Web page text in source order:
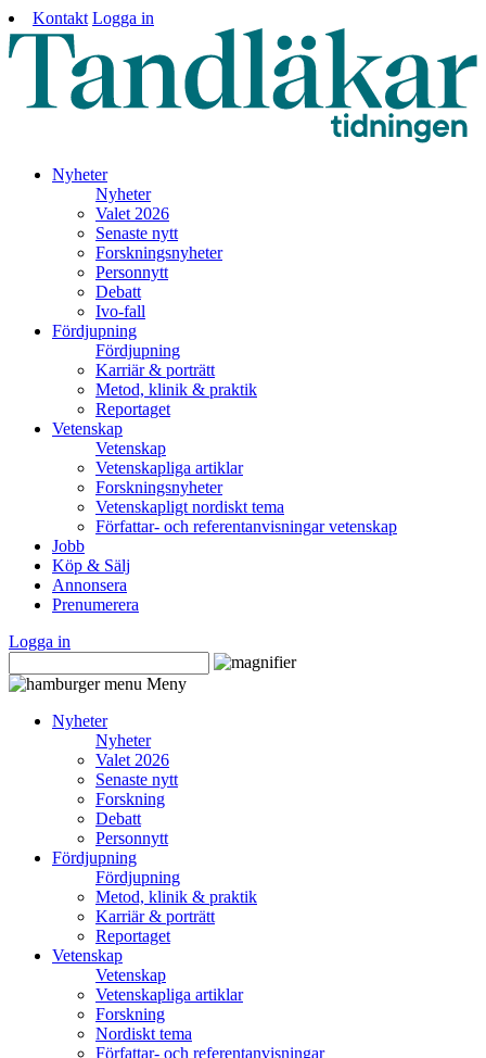
Kontakt Logga in
Nyheter
Nyheter
Valet 2026
Senaste nytt
Forskningsnyheter
Personnytt
Debatt
Ivo-fall
Fördjupning
Fördjupning
Karriär & porträtt
Metod, klinik & praktik
Reportaget
Vetenskap
Vetenskap
Vetenskapliga artiklar
Forskningsnyheter
Vetenskapligt nordiskt tema
Författar- och referentanvisningar vetenskap
Jobb
Köp & Sälj
Annonsera
Prenumerera
Logga in
Meny
Nyheter
Nyheter
Valet 2026
Senaste nytt
Forskning
Debatt
Personnytt
Fördjupning
Fördjupning
Metod, klinik & praktik
Karriär & porträtt
Reportaget
Vetenskap
Vetenskap
Vetenskapliga artiklar
Forskning
Nordiskt tema
Författar- och referentanvisningar